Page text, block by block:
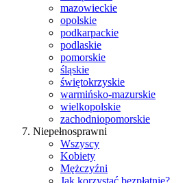
mazowieckie
opolskie
podkarpackie
podlaskie
pomorskie
śląskie
świętokrzyskie
warmińsko-mazurskie
wielkopolskie
zachodniopomorskie
Niepełnosprawni
Wszyscy
Kobiety
Mężczyźni
Jak korzystać bezpłatnie?